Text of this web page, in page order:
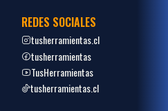
REDES SOCIALES
tusherramientas.cl
tusherramientas
TusHerramientas
tusherramientas.cl